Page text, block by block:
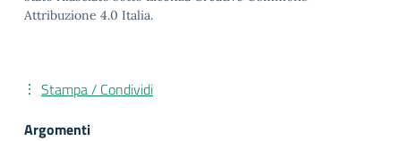
Attribuzione 4.0 Italia.
Stampa / Condividi
Argomenti